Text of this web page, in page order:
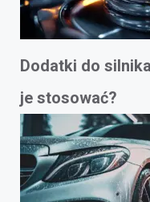
Dodatki do
je stosować?